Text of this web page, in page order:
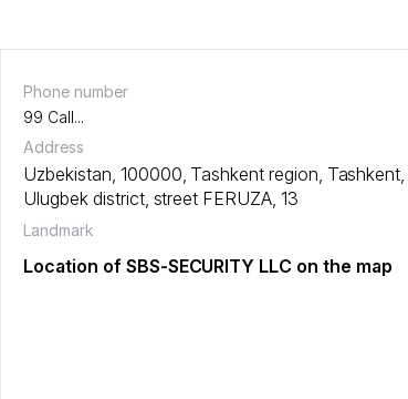
Phone number
99 Call...
Address
Uzbekistan, 100000, Tashkent region Tashkent
Ulugbek district, street FERUZA, 13
Landmark
Location of SBS-SECURITY LLC on the map